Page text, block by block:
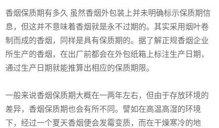
香烟保质期有多久 虽然香烟外包装上并未明确标示保质期信
息，但这并不意味着香烟就是永不过期的。其实采用烟叶卷
制而成的香烟，同样是具有保质期的。据了解正规香烟企业
所生产的香烟，在出厂前都会在外包纸箱上标注生产日期，
通过生产日期就能推算出相应的保质期限。
一般来说香烟保质期大概在一两年左右，但由于存放环境的
差异，香烟保质期也会有所不同。譬如在高温高湿的环境
下，经过一个夏天香烟便会发霉变质，而在干燥寒冷的地